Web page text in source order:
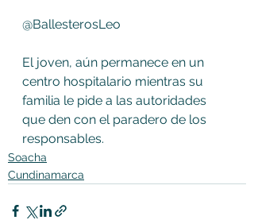
@BallesterosLeo
El joven, aún permanece en un
centro hospitalario mientras su
familia le pide a las autoridades
que den con el paradero de los
responsables.
Soacha
Cundinamarca